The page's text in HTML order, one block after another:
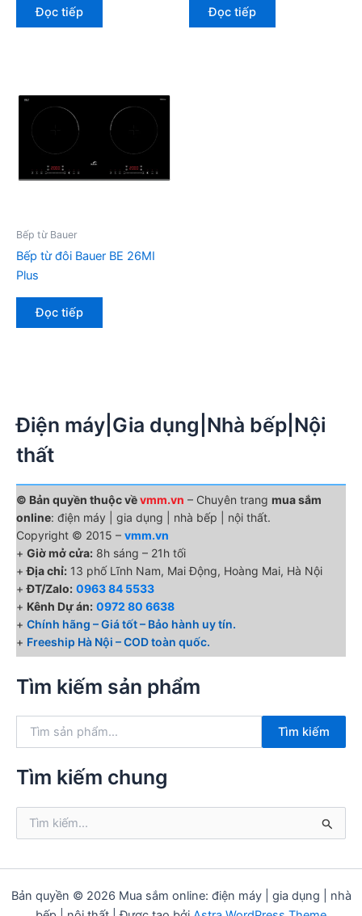
Đọc tiếp Đọc tiếp
Bếp từ Bauer
Bếp từ đôi Bauer BE 26MI
Plus
Đọc tiếp
Điện máy|Gia dụng|Nhà bếp|Nội
thất
© Bản quyền thuộc vềvmm.vn – Chuyên trang mua sắm
online: điện máy | gia dụng | nhà bếp | nội thất.
Copyright © 2015 – vmm.vn
+ Giờ mở cửa: 8h sáng – 21h tối
+Địa chỉ: 13 phố Lĩnh Nam, Mai Động, Hoàng Mai, Hà Nội
+ĐT/Zalo: 0963 84 5533
+ Kênh Dự án: 0972 80 6638
+ Chính hãng – Giá tốt – Bảo hành uy tín.
+ Freeship Hà Nội – COD toàn quốc.
Tìm kiếm sản phẩm
k
:
Tìm kiếm
Tìm kiếm chung
ế
Bản quyền © 2026 Mua sắm online: điện máy | gia dụng | nhà